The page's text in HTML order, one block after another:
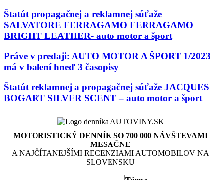
Štatút propagačnej a reklamnej súťaže
SALVATORE FERRAGAMO FERRAGAMO
BRIGHT LEATHER- auto motor a šport
Práve v predaji: AUTO MOTOR A ŠPORT 1/2023
má v balení hneď 3 časopisy
Štatút reklamnej a propagačnej súťaže JACQUES
BOGART SILVER SCENT – auto motor a šport
MOTORISTICKÝ DENNÍK SO 700 000 NÁVŠTEVAMI
MESAČNE
A NAJČÍTANEJŠÍMI RECENZIAMI AUTOMOBILOV NA
SLOVENSKU